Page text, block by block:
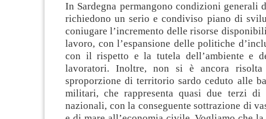
In Sardegna permangono condizioni generali
richiedono un serio e condiviso piano di
coniugare l’incremento delle risorse
lavoro, con l’espansione delle politiche
con il rispetto e la tutela dell’ambiente e
lavoratori. Inoltre, non si è ancora risolta
sproporzione di territorio sardo ceduto alle
militari, che rappresenta quasi due terzi
nazionali, con la conseguente sottrazione di